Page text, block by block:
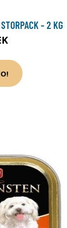
- 2 KG